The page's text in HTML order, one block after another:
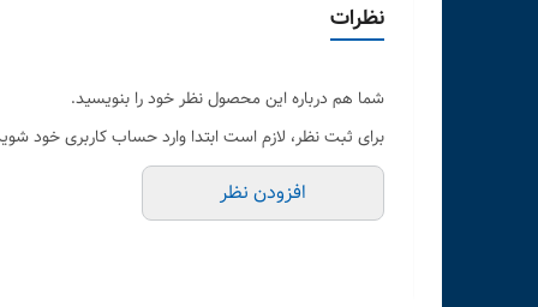
نظرات
شما هم درباره این محصول نظر خود را بنویسید.
برای ثبت نظر، لازم است ابتدا وارد حساب کاربری خود
افزودن نظر